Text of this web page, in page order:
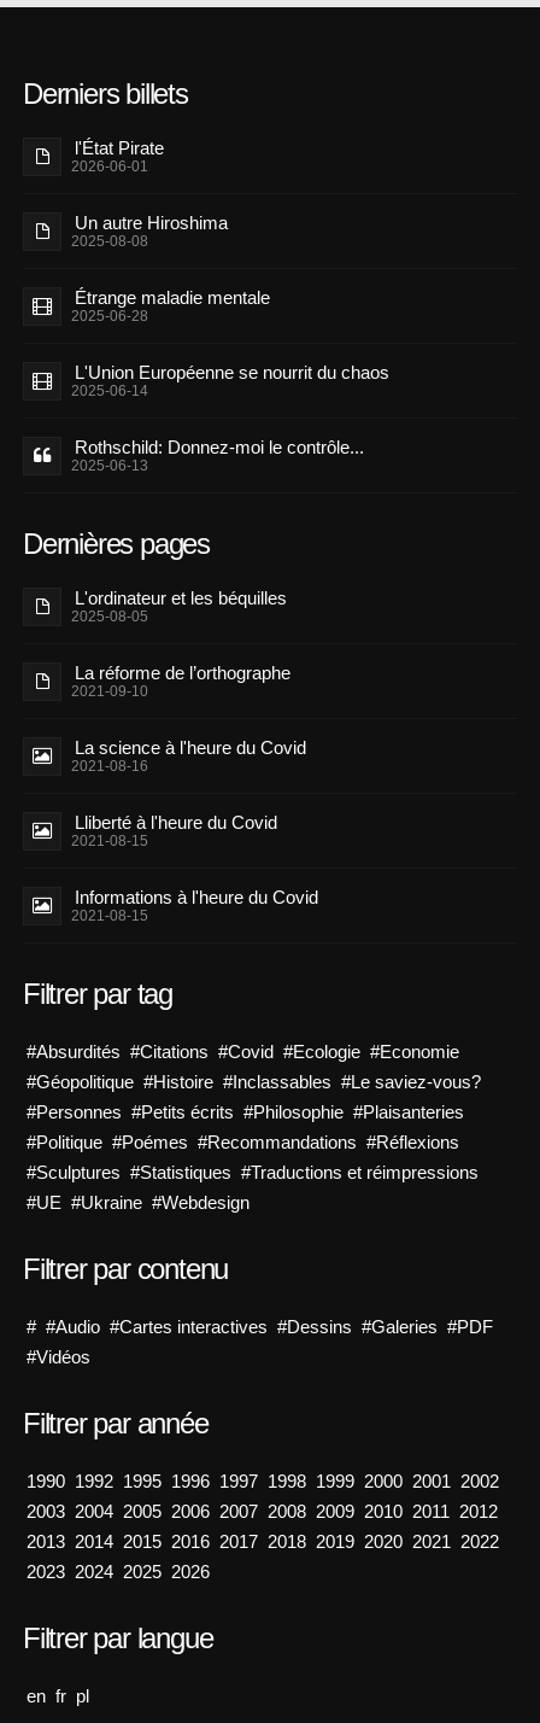
Derniers billets
l'État Pirate
2026-06-01
Un autre Hiroshima
2025-08-08
Étrange maladie mentale
2025-06-28
L'Union Européenne se nourrit du chaos
2025-06-14
Rothschild: Donnez-moi le contrôle...
2025-06-13
Dernières pages
L'ordinateur et les béquilles
2025-08-05
La réforme de l’orthographe
2021-09-10
La science à l'heure du Covid
2021-08-16
Lliberté à l'heure du Covid
2021-08-15
Informations à l'heure du Covid
2021-08-15
Filtrer par tag
#Absurdités #Citations #Covid #Ecologie #Economie
#Géopolitique #Histoire #Inclassables #Le saviez-vous?
#Personnes #Petits écrits #Philosophie #Plaisanteries
#Politique #Poémes #Recommandations #Réflexions
#Sculptures #Statistiques #Traductions et réimpressions
#UE #Ukraine #Webdesign
Filtrer par contenu
# #Audio #Cartes interactives #Dessins #Galeries #PDF
#Vidéos
Filtrer par année
1990 1992 1995 1996 1997 1998 1999 2000 2001 2002
2003 2004 2005 2006 2007 2008 2009 2010 2011 2012
2013 2014 2015 2016 2017 2018 2019 2020 2021 2022
2023 2024 2025 2026
Filtrer par langue
en fr pl